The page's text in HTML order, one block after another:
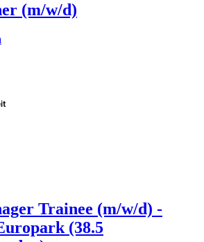
(m/w/d)
Trainee (m/w/d) -
(38.5